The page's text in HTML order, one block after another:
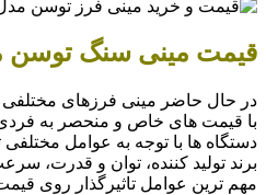
قیمت مینی سنگ توسن مدل
در حال حاضر مینی فرزهای مختلفی
با قیمت های خاص و منحصر به
دستگاه ها با توجه به عوامل
برند تولید کننده، توان و قدرت،
مهم ترین عوامل تاثیرگذار روی